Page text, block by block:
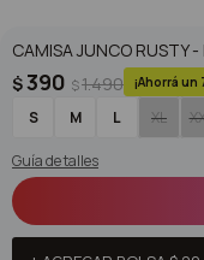
CAMISA JUNCO RUSTY -
$390 $1.490
S M L XL
Guía de talles
© Copyright 2026 / Superoutlet